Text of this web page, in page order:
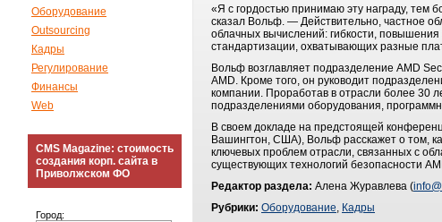
Оборудование
Outsourcing
Кадры
Регулирование
Финансы
Web
CMS Magazine: стоимость
создания корп. сайта в
Приволжском ФО
Город:
«Я с гордостью принимаю эту награду, тем
сказал Вольф. ― Действительно, частное
облачных вычислений: гибкости,
стандартизации, охватывающих разные
Вольф возглавляет подразделение AMD
AMD. Кроме того, он руководит
компании. Проработав в отрасли более 30
подразделениями оборудования,
В своем докладе на предстоящей
Вашингтон, США), Вольф расскажет о том,
ключевых проблем отрасли, связанных с
существующих технологий безопасности
Редактор раздела: Алена Журавлева (
Рубрики: Оборудование, Кадры